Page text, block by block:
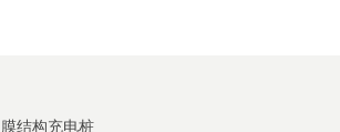
膜结构充电桩